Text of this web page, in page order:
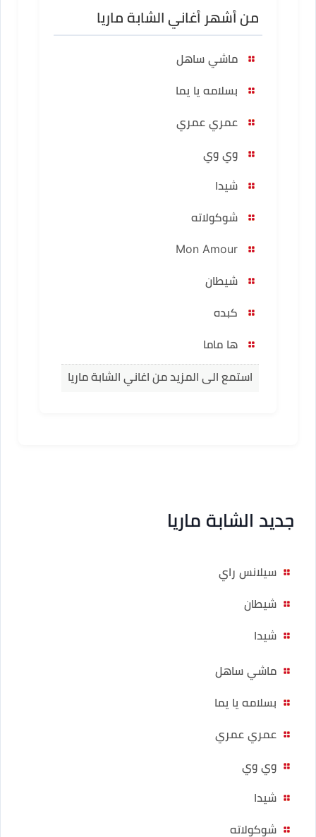
من أشهر أغاني الشابة ماريا
ماشي ساهل
بسلامه يا يما
عمري عمري
وي وي
شيدا
شوكولاته
شيطان
كبده
ها ماما
استمع الى المزيد من اغاني الشابة ماريا
جديد الشابة ماريا
سيلانس راي
شيطان
شيدا
ماشي ساهل
بسلامه يا يما
عمري عمري
وي وي
شيدا
شوكولاته